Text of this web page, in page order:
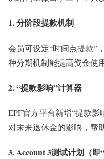
1. 分阶段提款机制
会员可设定“时间点提款”
种分期机制能提高资金使
2. “提款影响”计算器
EPF官方平台新增“提款
对未来退休金的影响，帮
3. Account 3测试计划（即